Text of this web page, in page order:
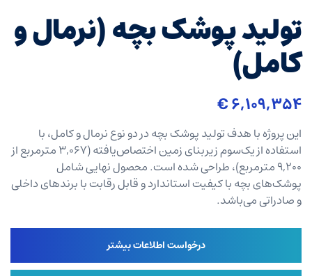
تولید پوشک بچه (نرمال و
کامل)
€۶,۱۰۹,۳۵۴
این پروژه با هدف تولید پوشک بچه در دو نوع نرمال و کامل، با
استفاده از یک‌سوم زیربنای زمین اختصاص‌یافته (۳,۰۶۷ مترمربع از
۹,۲۰۰ مترمربع)، طراحی شده است. محصول نهایی شامل
پوشک‌های بچه با کیفیت استاندارد و قابل رقابت با برندهای داخلی
و صادراتی می‌باشد.
درخواست اطلاعات بیشتر